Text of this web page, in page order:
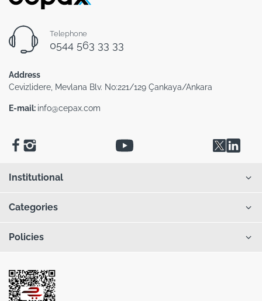
Telephone
0544 563 33 33
Address
Cevizlidere, Mevlana Blv. No:221/129 Çankaya/Ankara
E-mail: info@cepax.com
Institutional
Categories
Policies